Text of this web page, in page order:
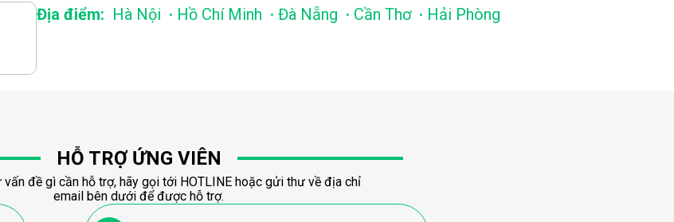
Địa điểm: Hà Nội . Hồ Chí Minh . Đà Nẵng . Cần Thơ . Hải Phòng
HỖ TRỢ ỨNG VIÊN
vấn đề gì cần hỗ trợ, hãy gọi tới HOTLINE hoặc gửi thư về địa chỉ
email bên dưới để được hỗ trợ.